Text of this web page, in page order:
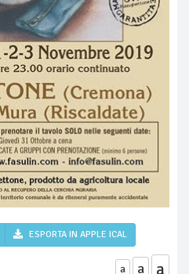
ESPORTA IN APPLE ICAL
a a a